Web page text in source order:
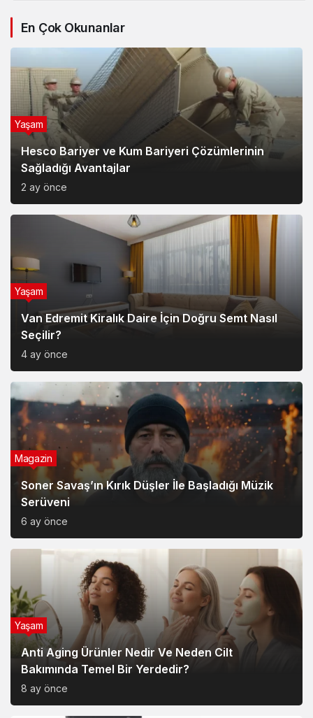
En Çok Okunanlar
Hesco Bariyer ve Kum Bariyeri Çözümlerinin
Sağladığı Avantajlar
2 ay önce
Yaşam
Van Edremit Kiralık Daire İçin Doğru Semt Nasıl
Seçilir?
4 ay önce
Yaşam
Soner Savaş’ın Kırık Düşler İle Başladığı Müzik
Serüveni
6 ay önce
Magazin
Anti Aging Ürünler Nedir Ve Neden Cilt
Bakımında Temel Bir Yerdedir?
8 ay önce
Yaşam